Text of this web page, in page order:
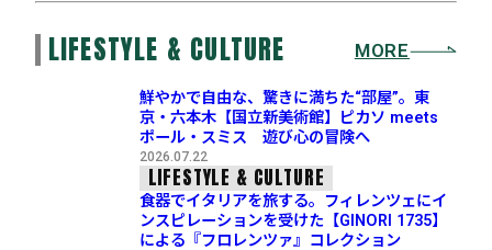
LIFESTYLE & CULTURE MORE
鮮やかで自由な、驚きに満ちた“部屋”。東
京・六本木【国立新美術館】ピカソ meets
ポール・スミス 遊び心の冒険へ
2026.07.22
LIFESTYLE & CULTURE
食器でイタリアを旅する。フィレンツェにイ
ンスピレーションを受けた【GINORI 1735】
による『フロレンツァ』コレクション